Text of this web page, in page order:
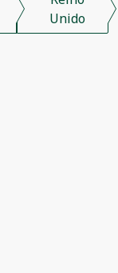
Unido